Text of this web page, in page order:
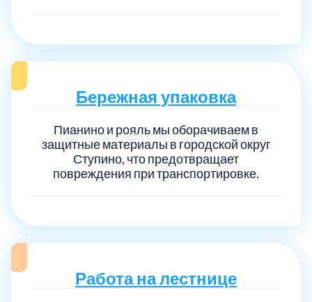
Бережная упаковка
Пианино и рояль мы оборачиваем в
защитные материалы в городской округ
Ступино, что предотвращает
повреждения при транспортировке.
Работа на лестнице